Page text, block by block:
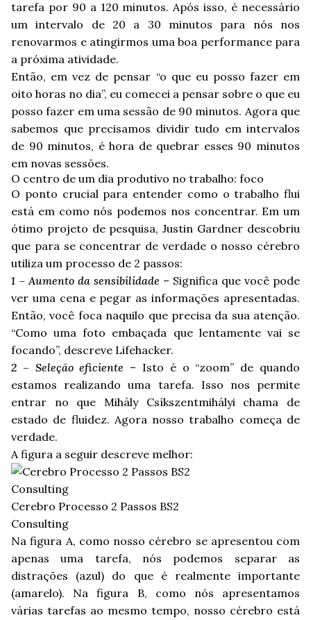
tarefa por 90 a 120 minutos. Após isso, é necessário
um intervalo de 20 a 30 minutos para nós nos
renovarmos e atingirmos uma boa performance para
a próxima atividade.
Então, em vez de pensar “o que eu posso fazer em
oito horas no dia”, eu comecei a pensar sobre o que eu
posso fazer em uma sessão de 90 minutos. Agora que
sabemos que precisamos dividir tudo em intervalos
de 90 minutos, é hora de quebrar esses 90 minutos
em novas sessões.
O centro de um dia produtivo no trabalho: foco
O ponto crucial para entender como o trabalho flui
está em como nós podemos nos concentrar. Em um
ótimo projeto de pesquisa, Justin Gardner descobriu
que para se concentrar de verdade o nosso cérebro
utiliza um processo de 2 passos:
1 – Aumento da sensibilidade – Significa que você pode
ver uma cena e pegar as informações apresentadas.
Então, você foca naquilo que precisa da sua atenção.
“Como uma foto embaçada que lentamente vai se
focando”, descreve Lifehacker.
2 – Seleção eficiente – Isto é o “zoom” de quando
estamos realizando uma tarefa. Isso nos permite
entrar no que Mihály Csíkszentmihályi chama de
estado de fluidez. Agora nosso trabalho começa de
verdade.
A figura a seguir descreve melhor:
Cerebro Processo 2 Passos BS2
Consulting
Na figura A, como nosso cérebro se apresentou com
apenas uma tarefa, nós podemos separar as
distrações (azul) do que é realmente importante
(amarelo). Na figura B, como nós apresentamos
várias tarefas ao mesmo tempo, nosso cérebro está